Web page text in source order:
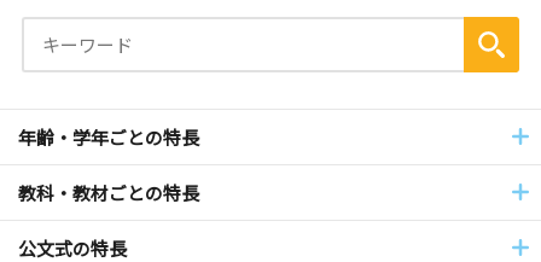
年齢・学年ごとの特長
教科・教材ごとの特長
公文式の特長